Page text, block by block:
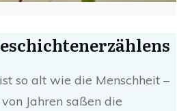
so alt wie die Menschheit –
Jahren saßen die